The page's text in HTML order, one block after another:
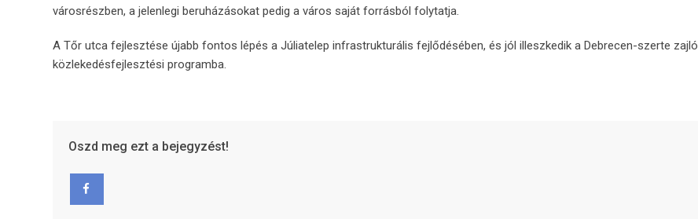
városrészben, a jelenlegi beruházásokat pedig a város saját forrásból folytatja.
A Tőr utca fejlesztése újabb fontos lépés a Júliatelep infrastrukturális fejlődésében, és jól illeszkedik a Debrecen-szerte zajló
közlekedésfejlesztési programba.
Oszd meg ezt a bejegyzést!